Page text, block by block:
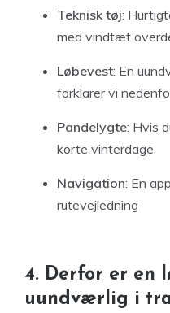
Teknisk tøj:
med vindtæt
Løbevest: En
forklarer vi
Pandelygte: Hvis
korte vinterdage
Navigation: En
rutevejledning
4. Derfor er en
uundværlig i